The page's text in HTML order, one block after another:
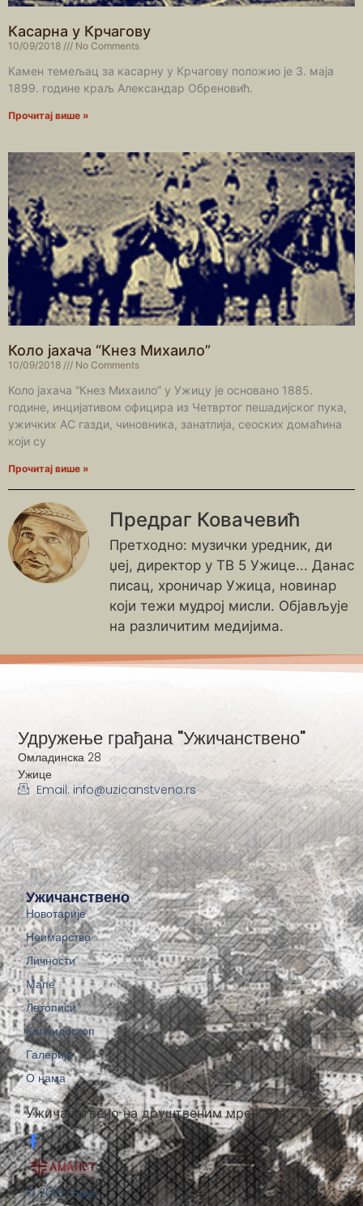
Касарна у Крчагову
10/09/2018 No Comments
Камен темељац за касарну у Крчагову положио је 3. маја
1899. године краљ Александар Обреновић.
Прочитај више »
Коло јахача “Кнез Михаило”
10/09/2018 No Comments
Коло јахача “Кнез Михаило” у Ужицу је основано 1885.
године, инцијативом официра из Четвртог пешадијског пука,
ужичких АС газди, чиновника, занатлија, сеоских домаћина
који су
Прочитај више »
Предраг Ковачевић
Претходно: музички уредник, ди
џеј, директор у ТВ 5 Ужице... Данас
писац, хроничар Ужица, новинар
који тежи мудрој мисли. Објављује
на различитим медијима.
Ужичанствено на друштвеним мрежама:
© 2018 | Бруе
Ужичанствено
Новотарије
Неимарство
Личности
Мапе
Летописи
Калеидоскоп
Галерије
О нама
Удружење грађана "Ужичанствено"
Омладинска 28
Ужице
Email: info@uzicanstveno.rs